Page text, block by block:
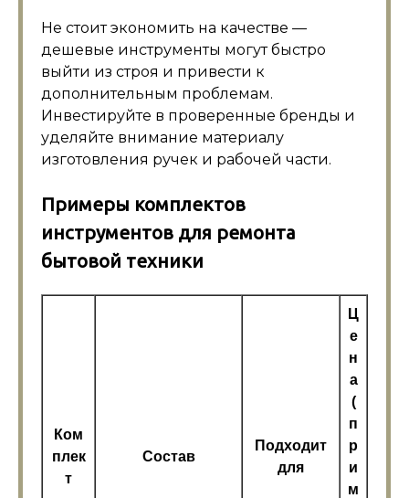
Не стоит экономить на качестве —
дешевые инструменты могут быстро
выйти из строя и привести к
дополнительным проблемам.
Инвестируйте в проверенные бренды и
уделяйте внимание материалу
изготовления ручек и рабочей части.
Примеры комплектов
инструментов для ремонта
бытовой техники
Ком
плек
т
Состав
Подходит
для
Ц
е
н
а
(
п
р
и
м